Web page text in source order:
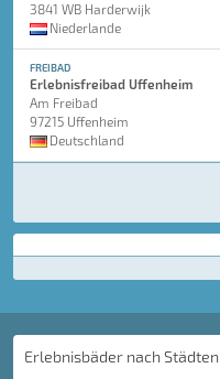
3841 WB Harderwijk
Niederlande
FREIBAD
Erlebnisfreibad Uffenheim
Am Freibad
97215 Uffenheim
Deutschland
Erlebnisbäder nach Städten